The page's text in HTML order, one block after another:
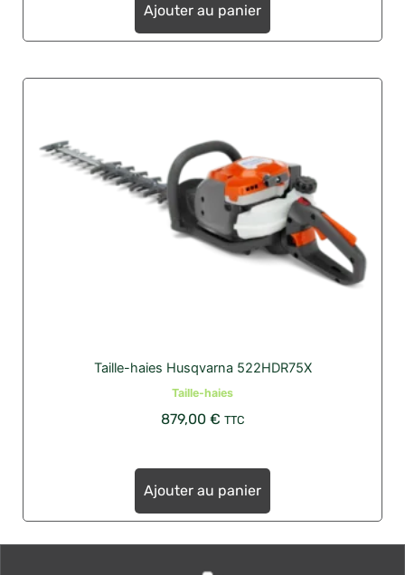
Ajouter au panier
Taille-haies Husqvarna 522HDR75X
Taille-haies
879,00 € TTC
Ajouter au panier